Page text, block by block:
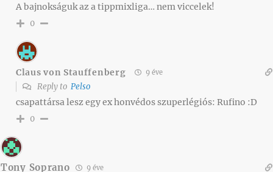
A bajnokságuk az a tippmixliga… nem viccelek!
0
Claus von Stauffenberg 9 éve
Reply to Pelso
csapattársa lesz egy ex honvédos szuperlégiós: Rufino :D
0
Tony Soprano 9 éve